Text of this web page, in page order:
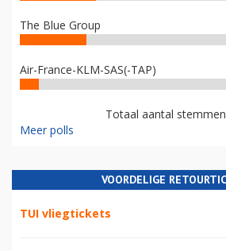
The Blue Group
Air-France-KLM-SAS(-TAP)
Totaal aantal
Meer polls
VOORDELIGE
TUI vliegtickets